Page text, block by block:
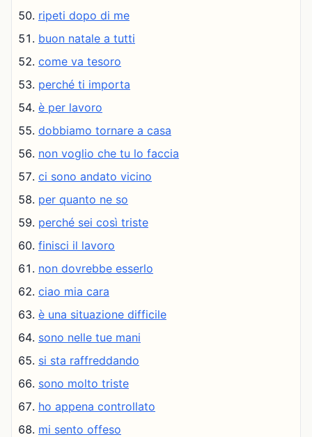
ripeti dopo di me
buon natale a tutti
come va tesoro
perché ti importa
è per lavoro
dobbiamo tornare a casa
non voglio che tu lo faccia
ci sono andato vicino
per quanto ne so
perché sei così triste
finisci il lavoro
non dovrebbe esserlo
ciao mia cara
è una situazione difficile
sono nelle tue mani
si sta raffreddando
sono molto triste
ho appena controllato
mi sento offeso